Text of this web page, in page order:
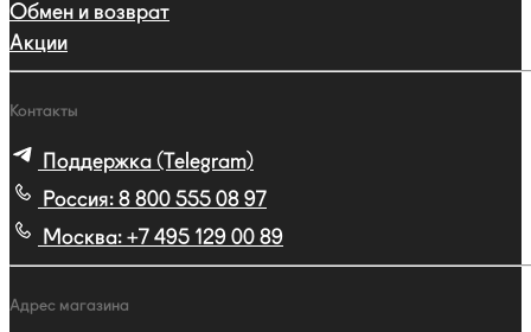
Обмен и возврат
Акции
Контакты
Поддержка (Telegram)
Россия: 8 800 555 08 97
Москва: +7 495 129 00 89
Адрес магазина